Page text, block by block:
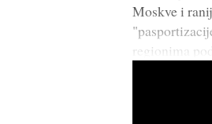
Moskve i
regionima pod